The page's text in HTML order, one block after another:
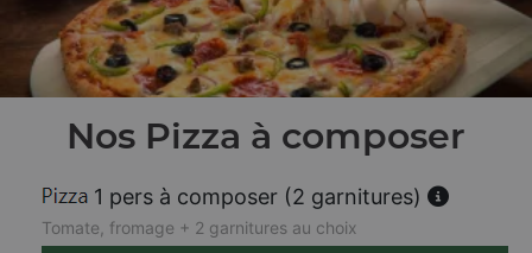
Nos Pizza à composer
1 pers à composer (2 garnitures)
Tomate, fromage + 2 garnitures au choix